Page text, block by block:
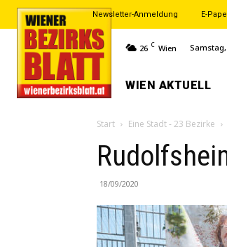
Newsletter-Anmeldung E-
26 C Wien Samstag,
WIEN AKTUELL
Start Eine Stadt - 23 Bezirke
18/09/2020